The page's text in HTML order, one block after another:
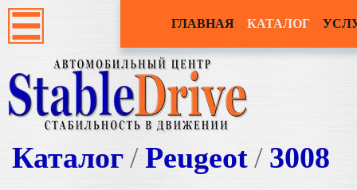
ГЛАВНАЯ КАТАЛОГ
Каталог Peugeot
3008